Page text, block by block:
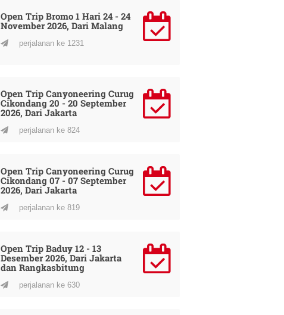
Open Trip Bromo 1 Hari 24 - 24
November 2026, Dari Malang
perjalanan ke 1231
Open Trip Canyoneering Curug
Cikondang 20 - 20 September
2026, Dari Jakarta
perjalanan ke 824
Open Trip Canyoneering Curug
Cikondang 07 - 07 September
2026, Dari Jakarta
perjalanan ke 819
Open Trip Baduy 12 - 13
Desember 2026, Dari Jakarta
dan Rangkasbitung
perjalanan ke 630